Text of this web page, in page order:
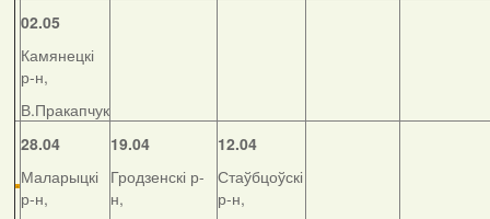
02.05
Камянецкі
р-н,
В.Пракапчук
28.04
Маларыцкі
р-н,
19.04
Гродзенскі р-
н,
12.04
Стаўбцоўскі
р-н,